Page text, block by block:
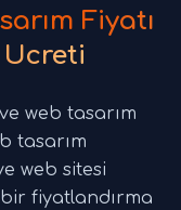
Fiyatı
Ücreti
web tasarım
tasarım
web sitesi
fiyatlandırma